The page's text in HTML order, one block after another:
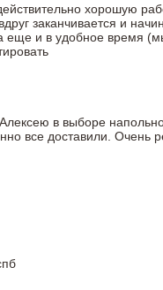
хорошую
заканчивается и
еще и в удобное время
в выборе
все доставили.